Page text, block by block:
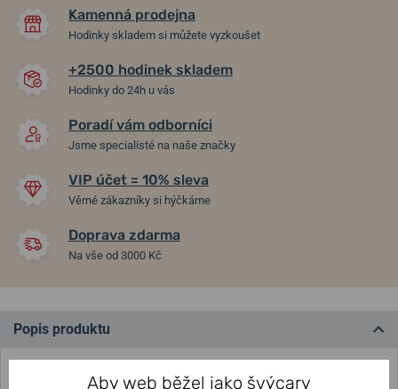
Kamenná prodejna
Hodinky skladem si můžete vyzkoušet
+2500 hodinek skladem
Hodinky do 24h u vás
Poradí vám odborníci
Jsme specialisté na naše značky
VIP účet = 10% sleva
Věrné zákazníky si hýčkáme
Doprava zdarma
Na vše od 3000 Kč
Popis produktu
Výrobek je určený pro modely: 0.23 (84 mm) + 0.83 (111
Aby web běžel jako švýcary